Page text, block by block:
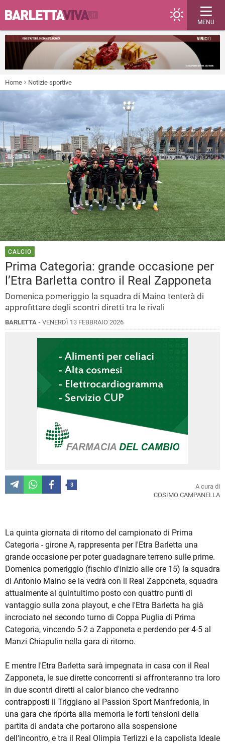
MENU
Home Notizie sportive
CALCIO
Prima Categoria: grande occasione per
l’Etra Barletta contro il Real Zapponeta
Domenica pomeriggio la squadra di Maino tenterà di
approfittare degli scontri diretti tra le rivali
BARLETTA - VENERDÌ 13 FEBBRAIO 2026
3
A cura di
COSIMO CAMPANELLA
La quinta giornata di ritorno del campionato di Prima
Categoria - girone A, rappresenta per l'Etra Barletta una
grande occasione per poter guadagnare terreno sulle prime.
Domenica pomeriggio (fischio d'inizio alle ore 15) la squadra
di Antonio Maino se la vedrà con il Real Zapponeta, squadra
attualmente al quintultimo posto con quattro punti di
vantaggio sulla zona playout, e che l'Etra Barletta ha già
incrociato nel secondo turno di Coppa Puglia di Prima
Categoria, vincendo 5-2 a Zapponeta e perdendo per 4-5 al
Manzi Chiapulin nella gara di ritorno.
E mentre l'Etra Barletta sarà impegnata in casa con il Real
Zapponeta, le sue dirette concorrenti si affronteranno tra loro
in due scontri diretti al calor bianco che vedranno
contrapposti il Triggiano al Passion Sport Manfredonia, in
una gara che riporta alla memoria le forti tensioni della
partita di andata che portarono alla sospensione
dell'incontro, e tra il Real Olimpia Terlizzi e la capolista Ideale